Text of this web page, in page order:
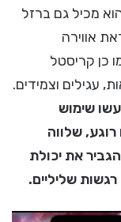
מכיל גם ברזל
אווירה
כן קריסטל
עגילים וצמידים.
שימוש
שלווה
את יכולת
שליליים.